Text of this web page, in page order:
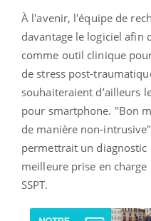
À l'avenir, l'équipe de
davantage le logiciel afin
comme outil clinique
de stress post-
souhaiteraient d’ailleurs
pour smartphone. "Bon
de manière non-
permettrait un diagnostic
meilleure prise en
SSPT.